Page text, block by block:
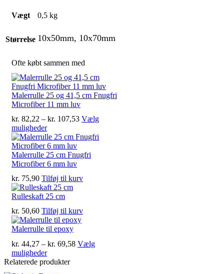
Vægt 0,5 kg
Størrelse 10x50mm, 10x70mm
Ofte købt sammen med
Malerrulle 25 og 41,5 cm Fnugfri
Microfiber 11 mm luv
kr. 82,22 – kr. 107,53Prisinterval:
til
Vælg
mulighederDette
vare
har
flere
varianter.
kan
vælges
på
varesiden
Malerrulle 25 cm Fnugfri
Microfiber 6 mm luv
kr. 75,90 Tilføj til kurv
Rulleskaft 25 cm
kr. 50,60 Tilføj til kurv
Malerrulle til epoxy
kr. 44,27 – kr. 69,58Prisinterval:
Vælg
mulighederDette
vare
Relaterede produkter